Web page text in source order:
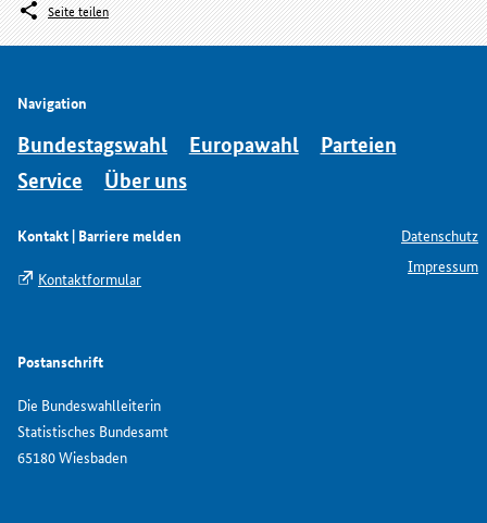
Seite teilen
Navigation
Bundestagswahl Europawahl
Parteien
Service
Über uns
Kontakt | Barriere melden
Kontaktformular
Postanschrift
Die Bundeswahlleiterin
Statistisches Bundesamt
65180 Wiesbaden
Datenschutz
Impressum